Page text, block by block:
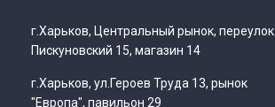
г.Харьков, Центральный рынок, переулок
Пискуновский 15, магазин 14
г.Харьков, ул.Героев Труда 13, рынок
"Европа", павильон 29